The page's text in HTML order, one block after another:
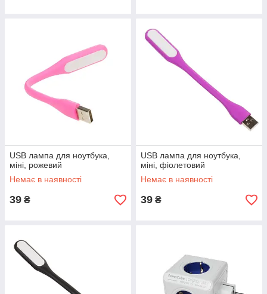
USB лампа для ноутбука,
міні, рожевий
Немає в наявності
39 ₴
USB лампа для ноутбука,
міні, фіолетовий
Немає в наявності
39 ₴